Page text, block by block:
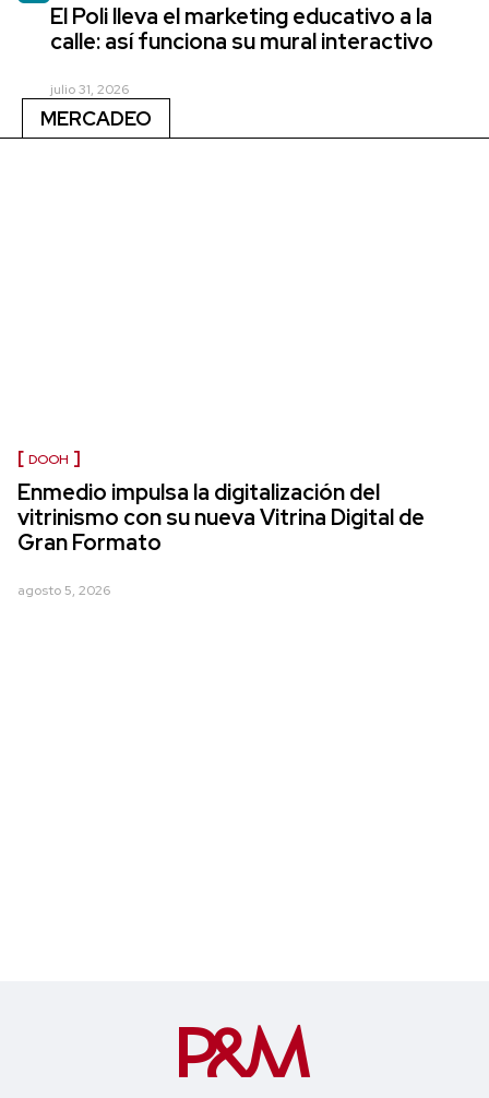
El Poli lleva el marketing educativo a la
calle: así funciona su mural interactivo
julio 31, 2026
MERCADEO
DOOH
Enmedio impulsa la digitalización del
vitrinismo con su nueva Vitrina Digital de
Gran Formato
agosto 5, 2026